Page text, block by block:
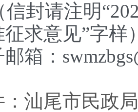
信封请注明
求意见”字样
：
：汕尾市民政